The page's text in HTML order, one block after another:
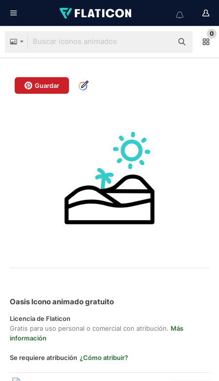
0
Guardar
Oasis Icono animado gratuito
Licencia de Flaticon
Gratis para uso personal o comercial con atribución. Más
información
Se requiere atribución ¿Cómo atribuir?